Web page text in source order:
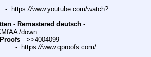
-  https:
//www.youtube.com/watch?
- Remastered deutsch -
/down
- >>4004099
-  https:
//www.qproofs.com/